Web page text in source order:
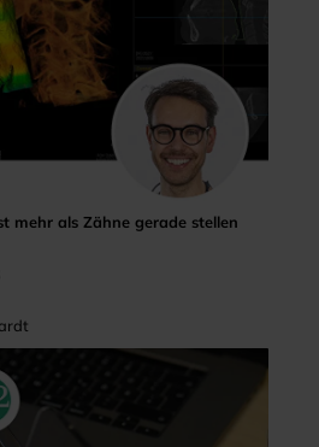
mehr als Zähne gerade stellen